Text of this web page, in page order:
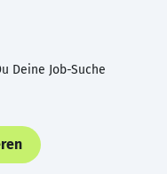
Deine Job-Suche